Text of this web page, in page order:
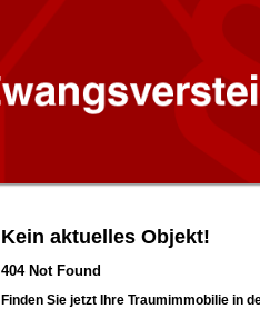
Kein aktuelles Objekt!
404 Not Found
Finden Sie jetzt Ihre Traumimmobilie in